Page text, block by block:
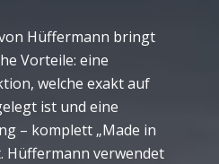
Hüffermann bringt
Vorteile: eine
welche exakt auf
ist und eine
– komplett „Made in
Hüffermann verwendet